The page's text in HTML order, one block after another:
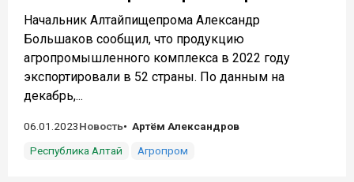
Начальник Алтайпищепрома Александр
Большаков сообщил, что продукцию
агропромышленного комплекса в 2022 году
экспортировали в 52 страны. По данным на
декабрь,...
06.01.2023Новость
Артём Александров
Республика Алтай
Агропром